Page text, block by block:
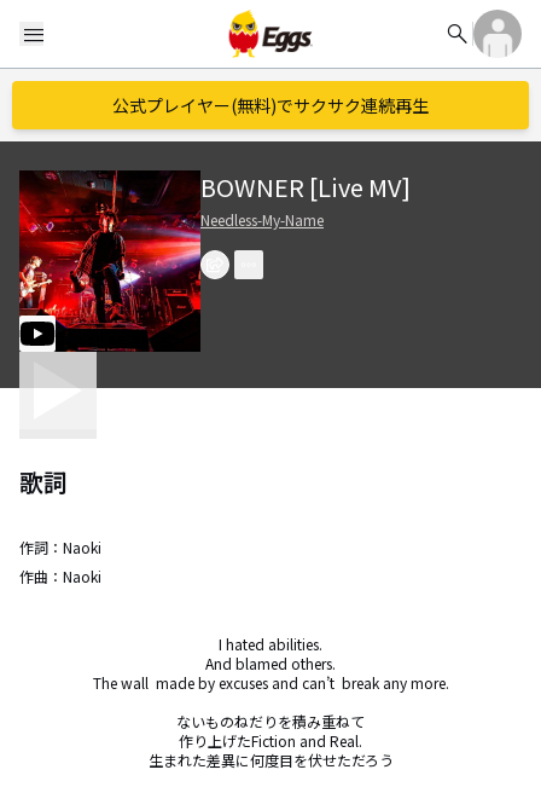
menu search
公式プレイヤー(無料)でサクサク連続再生
BOWNER [Live MV]
Needless-My-Name
歌詞
作詞： Naoki
作曲： Naoki
I hated abilities.
And blamed others.
The wall  made by excuses and can’t  break any more.
ないものねだりを積み重ねて
作り上げたFiction and Real.
生まれた差異に何度目を伏せただろう